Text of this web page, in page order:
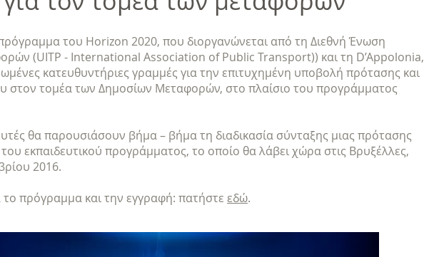
του Horizon 2020, που διοργανώνεται από τη Διεθνή Ένωση
(UITP - International Association of Public Transport)) και τη D’Appolonia,
κατευθυντήριες γραμμές για την επιτυχημένη υποβολή πρότασης και
στον τομέα των Δημοσίων Μεταφορών, στο πλαίσιο του προγράμματος
θα παρουσιάσουν βήμα – βήμα τη διαδικασία σύνταξης μιας πρότασης
του εκπαιδευτικού προγράμματος, το οποίο θα λάβει χώρα στις Βρυξέλλες,
2016.
το πρόγραμμα και την εγγραφή: πατήστε εδώ.